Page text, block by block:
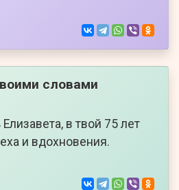
словами
в твой 75 лет
и вдохновения.